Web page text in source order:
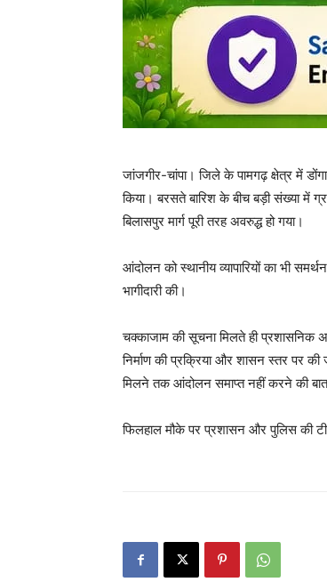
जांजगीर-चांपा। जिले के पामगढ़ क्षेत्र में
किया। बरसते बारिश के बीच बड़ी संख्या में
बिलासपुर मार्ग पूरी तरह अवरुद्ध हो गया।
आंदोलन को स्थानीय व्यापारियों का भी
भागीदारी की।
चक्काजाम की सूचना मिलते ही प्रशासनिक
निर्माण की प्रक्रिया और शासन स्तर पर की
मिलने तक आंदोलन समाप्त नहीं करने की
फिलहाल मौके पर प्रशासन और पुलिस की